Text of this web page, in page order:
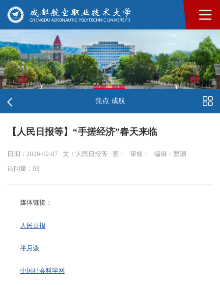
焦点·成航
【人民日报等】“手搓经济”春天来临
日期：2026-02-07 文：人民日报等 图： 审核： 编辑：曹潮
访问量： 93
媒体链接：
人民日报
半月谈
中国社会科学网